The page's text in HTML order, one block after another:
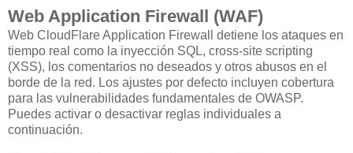
Web Application Firewall (WAF)
Web CloudFlareApplication Firewall detiene los ataques en
tiempo real como la inyección SQL, cross-site scripting
(XSS), los comentarios no deseados y otros abusos en el
borde de la red. Los ajustes por defecto incluyen cobertura
para las vulnerabilidades fundamentales de OWASP.
Puedes activar o desactivar reglas individuales a
continuación.